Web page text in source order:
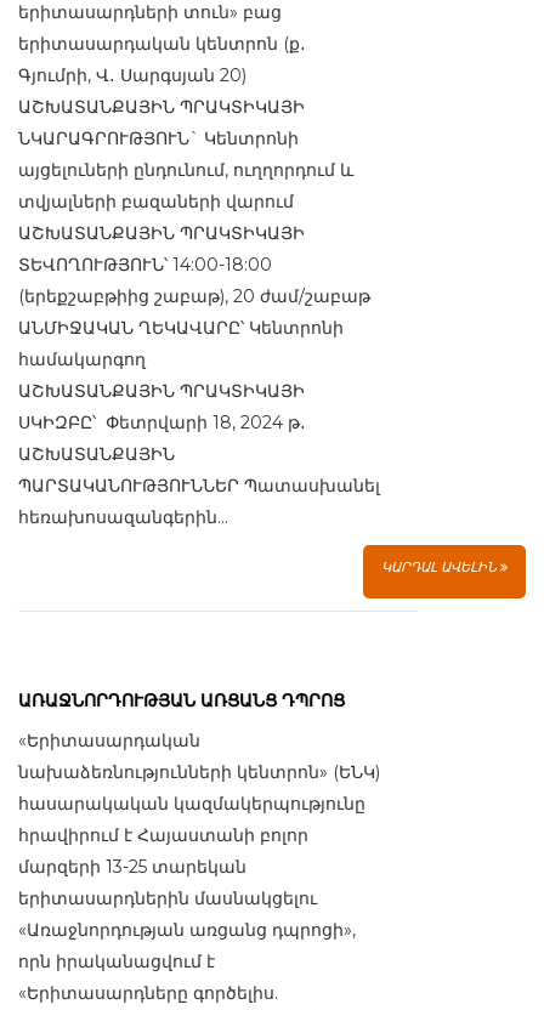
երիտասարդների տուն» բաց
երիտասարդական կենտրոն (ք․
Գյումրի, Վ․ Սարգսյան 20)
ԱՇԽԱՏԱՆՔԱՅԻՆ ՊՐԱԿՏԻԿԱՅԻ
ՆԿԱՐԱԳՐՈՒԹՅՈՒՆ` Կենտրոնի
այցելուների ընդունում, ուղղորդում և
տվյալների բազաների վարում
ԱՇԽԱՏԱՆՔԱՅԻՆ ՊՐԱԿՏԻԿԱՅԻ
ՏԵՎՈՂՈՒԹՅՈՒՆ՝ 14:00-18:00
(երեքշաբթիից շաբաթ), 20 ժամ/շաբաթ
ԱՆՄԻՋԱԿԱՆ ՂԵԿԱՎԱՐԸ՝ Կենտրոնի
համակարգող
ԱՇԽԱՏԱՆՔԱՅԻՆ ՊՐԱԿՏԻԿԱՅԻ
ՍԿԻԶԲԸ՝ Փետրվարի 18, 2024 թ․
ԱՇԽԱՏԱՆՔԱՅԻՆ
ՊԱՐՏԱԿԱՆՈՒԹՅՈՒՆՆԵՐ Պատասխանել
հեռախոսազանգերին...
ԿԱՐԴԱԼ ԱՎԵԼԻՆ
ԱՌԱՋՆՈՐԴՈՒԹՅԱՆ ԱՌՑԱՆՑ ԴՊՐՈՑ
«Երիտասարդական
նախաձեռնությունների կենտրոն» (ԵՆԿ)
հասարակական կազմակերպությունը
հրավիրում է Հայաստանի բոլոր
մարզերի 13-25 տարեկան
երիտասարդներին մասնակցելու
«Առաջնորդության առցանց դպրոցի»,
որն իրականացվում է
«Երիտասարդները գործելիս.